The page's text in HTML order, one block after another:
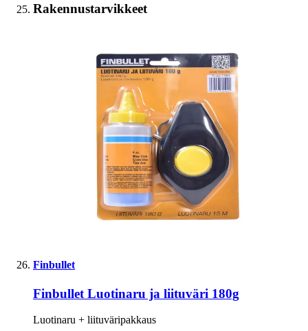
Rakennustarvikkeet
Finbullet
Finbullet Luotinaru ja liituväri 180g
Luotinaru + liituväripakkaus